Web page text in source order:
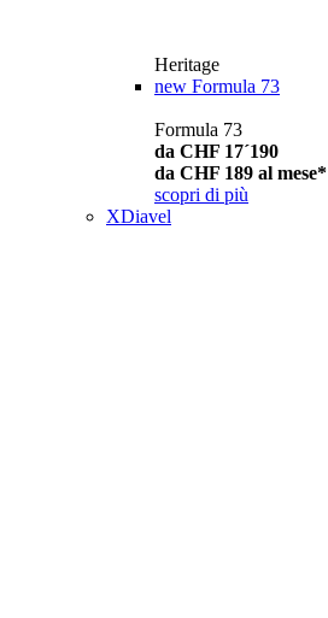
Heritage
new Formula 73
Formula 73
da CHF 17´190
da CHF 189 al mese*
scopri di più
XDiavel